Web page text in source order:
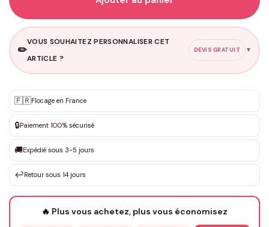
✏️
VOUS SOUHAITEZ PERSONNALISER CET
ARTICLE ?
DEVIS GRATUIT ▼
✨ Personnalisation sur mesure
DEVIS GRATUIT · Personnalisation de 3 à 10€ selon la demande
Que souhaitez-vous ?*
Votre texte / idée*
🇫🇷Flocage en France
🔒Paiement 100% sécurisé
🚚Expédié sous 3-5 jours
↩️Retour sous 14 jours
🔥 Plus vous achetez, plus vous économisez